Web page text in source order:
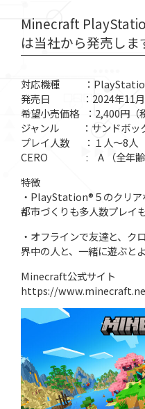
Minecraft
は当社から発売しま
対応機種 ：
発売日 ：2024年11月
希望小売価格 ：2,400円（
ジャンル ：サンドボッ
プレイ人数 ：１人～8人
CERO : A （全年齢対
特徴
・PlayStation®５のクリア
都市づくりも多人数プレイ
・オフラインで友達と、ク
界中の人と、一緒に遊ぶと
Minecraft公式サイト
https://